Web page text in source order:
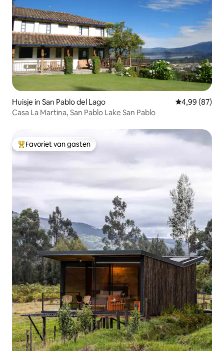
Huisje in San Pablo del Lago Gemiddelde
4,99 (87)
Casa La Martina, San Pablo Lake San Pablo
Topfavoriet van gasten
Favoriet van gasten